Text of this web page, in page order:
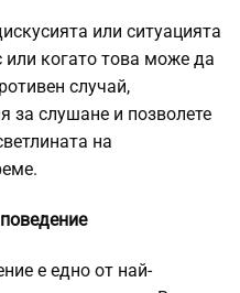
или ситуацията
или когато това може да
случай,
за слушане и позволете
на
е едно от най-